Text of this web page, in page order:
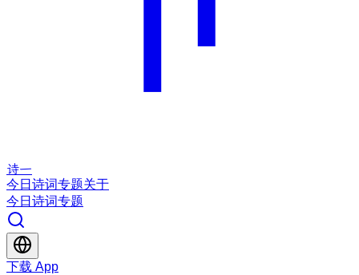
诗一
今日 诗词专题关于
今日 诗词专题
下载 App